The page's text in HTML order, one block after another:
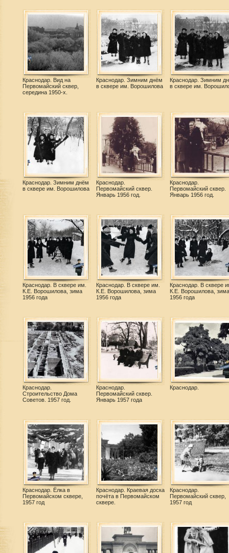
Краснодар. Вид на
Первомайский сквер,
середина 1950-х.
Краснодар. Зимним днём
в сквере им. Ворошилова
Краснодар. Зимним
в сквере им.
Краснодар. Зимним днём
в сквере им. Ворошилова
Краснодар.
Первомайский сквер.
Январь 1956 год.
Краснодар.
Первомайский сквер.
Январь 1956 год.
Краснодар. В сквере им.
К.Е. Ворошилова, зима
1956 года
Краснодар. В сквере им.
К.Е. Ворошилова, зима
1956 года
Краснодар. В сквере
К.Е. Ворошилова, зима
1956 года
Краснодар.
Строительство Дома
Советов. 1957 год.
Краснодар.
Первомайский сквер.
Январь 1957 года
Краснодар.
Краснодар. Ёлка в
Первомайском сквере,
1957 год
Краснодар. Краевая доска
почёта в Первомайском
сквере.
Краснодар.
Первомайский сквер,
1957 год